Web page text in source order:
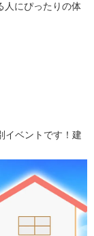
人にぴったりの体
イベントです！建